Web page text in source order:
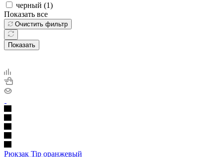
черный (1)
Показать все
Очистить фильтр
Показать
Рюкзак Tip оранжевый